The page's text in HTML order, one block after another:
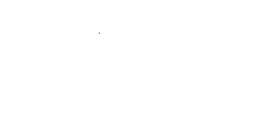
.